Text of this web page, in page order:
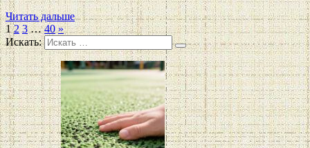
Читать дальше
1 2 3 … 40 »
Искать: